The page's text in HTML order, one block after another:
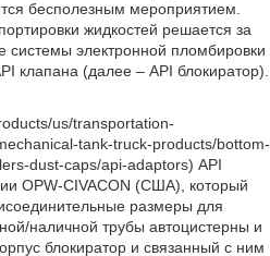
бесполезным мероприятием.
жидкостей решается за
системы электронной пломбировки
клапана (далее – API блокиратор).
us/transportation-
tank-truck-products/bottom-
dust-caps/api-adaptors) API
OPW-CIVACON (США), который
размеры для
наличной трубы автоцистерны и
блокиратор и связанный с ним